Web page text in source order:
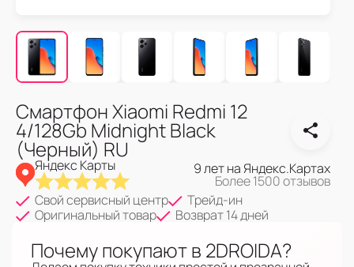
Смартфон Xiaomi Redmi 12
4/128Gb Midnight Black
(Черный) RU
Яндекс Карты 9 лет на Яндекс.Картах
Более 1500 отзывов
Свой сервисный центр
Трейд-ин
Оригинальный товар
Возврат 14 дней
Почему покупают в 2DROIDA?